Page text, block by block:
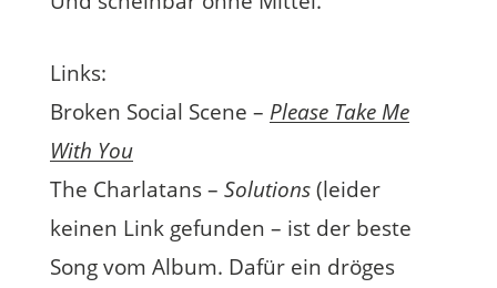
Links:
Broken Social Scene – Please Take Me
With You
The Charlatans – Solutions(leider
keinen Link gefunden – ist der beste
Song vom Album. Dafür ein dröges